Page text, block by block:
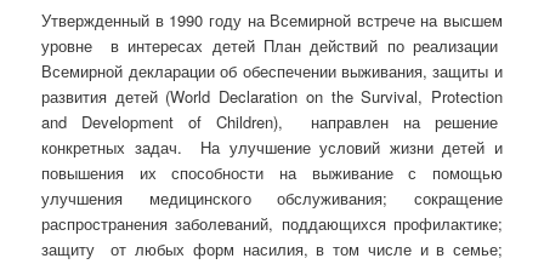
Утвержденный в 1990 году на Всемирной встрече на высшем
уровне в интересах детей План действий по реализации
Всемирной декларации об обеспечении выживания, защиты и
развития детей (World Declaration on the Survival, Protection
and Development of Children), направлен на решение
конкретных задач. На улучшение условий жизни детей и
повышения их способности на выживание с помощью
улучшения медицинского обслуживания; сокращение
распространения заболеваний, поддающихся профилактике;
защиту от любых форм насилия, в том числе и в семье;